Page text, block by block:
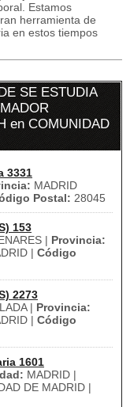
Estamos
herramienta de
en estos tiempos
SE ESTUDIA
en COMUNIDAD
3331
MADRID
Postal: 28045
153
| Provincia:
| Código
2273
| Provincia:
| Código
1601
MADRID |
DE MADRID |